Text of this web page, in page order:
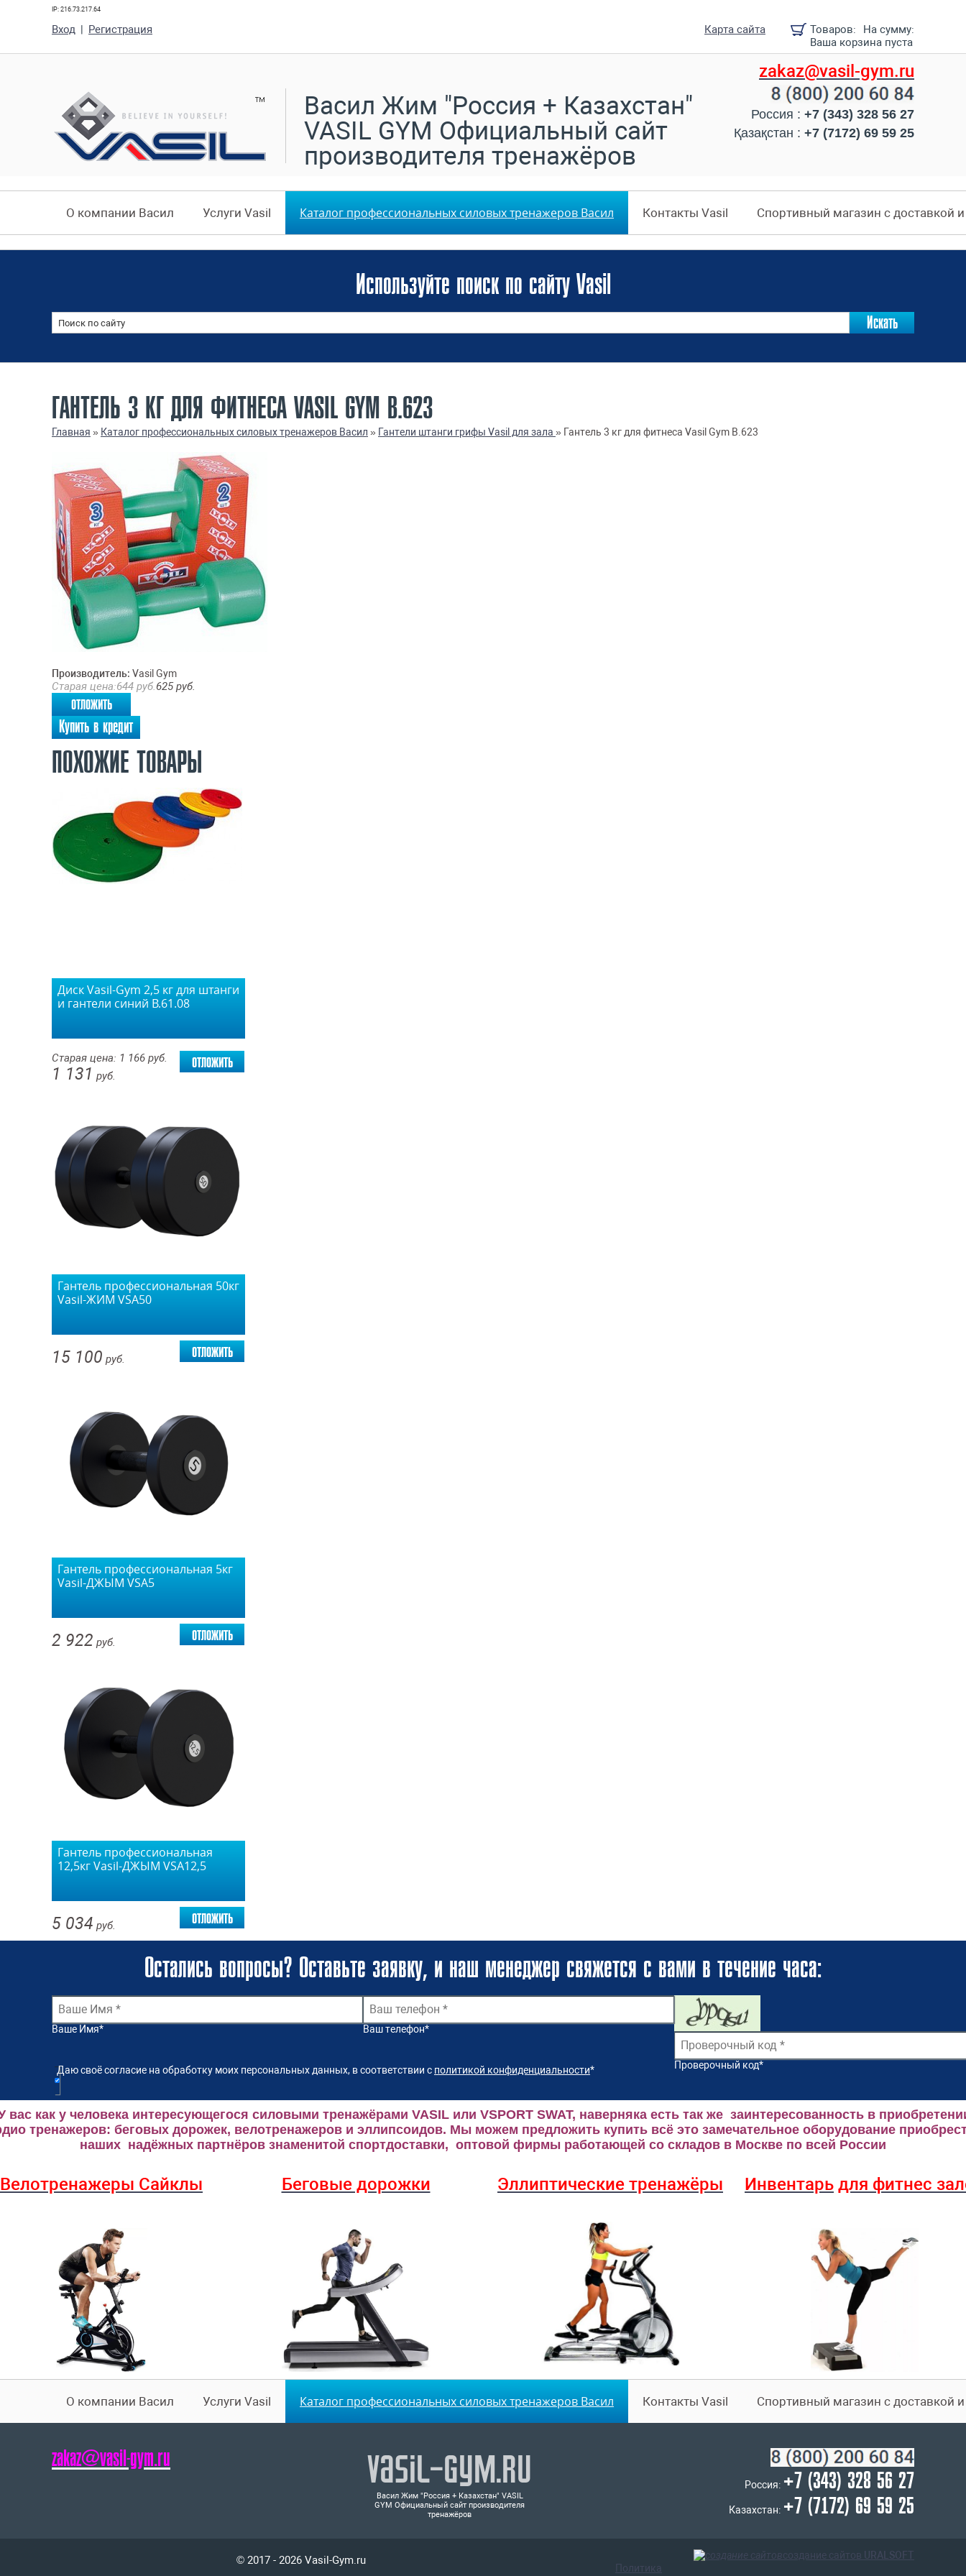
IP: 216.73.217.64
Товаров:
На сумму:
Ваша корзина пуста
Карта сайта
Вход | Регистрация
zakaz@vasil-gym.ru
Россия : +7 (343) 328 56 27
Қазақстан : +7 (7172) 69 59 25
Васил Жим "Россия + Казахстан"
VASIL GYM Официальный сайт
производителя тренажёров
О компании Васил Услуги Vasil Каталог профессиональных силовых тренажеров Васил Контакты Vasil Спортивный магазин с доставкой
Используйте поиск по сайту Vasil
ГАНТЕЛЬ 3 КГ ДЛЯ ФИТНЕСА VASIL GYM В.623
Главная » Каталог профессиональных силовых тренажеров Васил » Гантели штанги грифы Vasil для зала » Гантель 3 кг для фитнеса Vasil Gym В.623
Производитель: Vasil Gym
Старая цена:644 руб.625 руб.
отложить
Купить в кредит
ПОХОЖИЕ ТОВАРЫ
Диск Vasil-Gym 2,5 кг для штанги
и гантели синий В.61.08
Старая цена: 1 166 руб.
1 131 руб.
отложить
Гантель профессиональная 50кг
Vasil-ЖИМ VSA50
15 100 руб. отложить
Гантель профессиональная 5кг
Vasil-ДЖЫМ VSA5
2 922 руб. отложить
Гантель профессиональная
12,5кг Vasil-ДЖЫМ VSA12,5
5 034 руб. отложить
Остались вопросы? Оставьте заявку, и наш менеджер свяжется с вами в течение часа:
Ваше Имя* Ваш телефон*
Даю своё согласие на обработку моих персональных данных, в соответствии с политикой конфиденциальности* Проверочный код*
вас как у человека интересующегося силовыми тренажёрами VASIL или VSPORT SWAT, наверняка есть так же заинтересованность в
тренажеров: беговых дорожек, велотренажеров и эллипсоидов. Мы можем предложить купить всё это замечательное оборудование
наших надёжных партнёров знаменитой спортдоставки, оптовой фирмы работающей со складов в Москве по всей России
Велотренажеры Сайклы Беговые дорожки Эллиптические тренажёры Инвентарь для фитнес
О компании Васил Услуги Vasil Каталог профессиональных силовых тренажеров Васил Контакты Vasil Спортивный магазин с доставкой
Россия: +7 (343) 328 56 27
Казахстан: +7 (7172) 69 59 25
zakaz@vasil-gym.ru Vasil-Gym.ru
Васил Жим "Россия + Казахстан" VASIL
GYM Официальный сайт производителя
тренажёров
создание сайтов URALSOFT
Политика
© 2017 - 2026 Vasil-Gym.ru